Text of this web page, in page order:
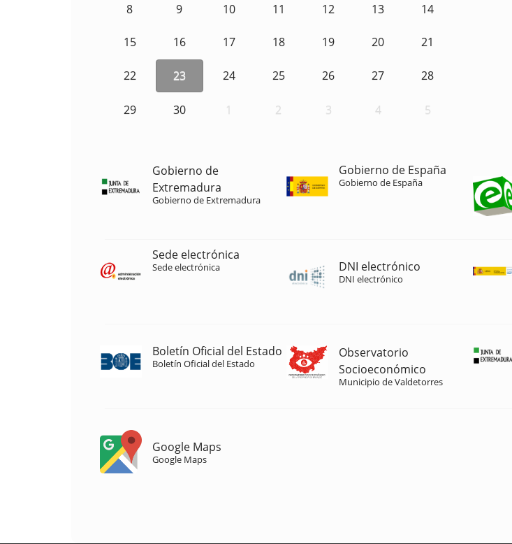
8 9 10 11 12 13 14
15 16 17 18 19 20 21
22 23 24 25 26 27 28
29 30 1 2 3 4 5
Gobierno de
Extremadura
Gobierno de Extremadura
Gobierno de España
Gobierno de España
Sede electrónica
Sede electrónica DNI electrónico
DNI electrónico
Boletín Oficial del Estado
Boletín Oficial del Estado
Observatorio
Socioeconómico
Municipio de Valdetorres
Google Maps
Google Maps